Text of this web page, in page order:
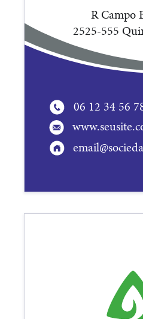
06 12 34 56
R Campo
2525-555